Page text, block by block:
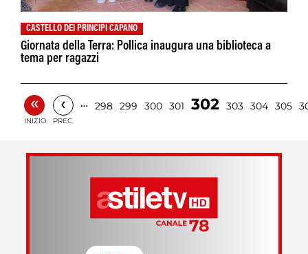
CASTELLO DEI PRINCIPI CAPANO
Giornata della Terra: Pollica inaugura una biblioteca a
tema per ragazzi
«
INIZIO
‹
PREC.
… 298 299 300 301 302 303 304 305